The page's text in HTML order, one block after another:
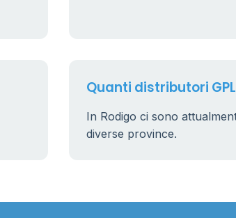
Quanti distributori
In Rodigo ci sono
diverse province.